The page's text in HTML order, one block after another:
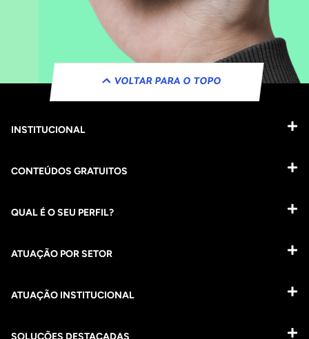
VOLTAR PARA O TOPO
INSTITUCIONAL
CONTEÚDOS GRATUITOS
QUAL É O SEU PERFIL?
ATUAÇÃO POR SETOR
ATUAÇÃO INSTITUCIONAL
SOLUÇÕES DESTACADAS